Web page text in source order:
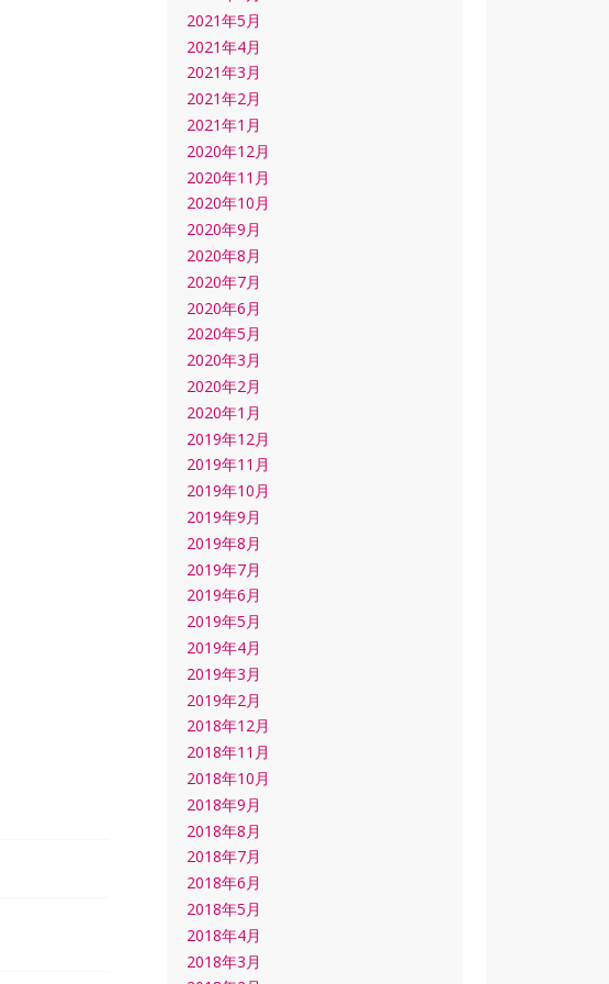
2021年5月
2021年4月
2021年3月
2021年2月
2021年1月
2020年12月
2020年11月
2020年10月
2020年9月
2020年8月
2020年7月
2020年6月
2020年5月
2020年3月
2020年2月
2020年1月
2019年12月
2019年11月
2019年10月
2019年9月
2019年8月
2019年7月
2019年6月
2019年5月
2019年4月
2019年3月
2019年2月
2018年12月
2018年11月
2018年10月
2018年9月
2018年8月
2018年7月
2018年6月
2018年5月
2018年4月
2018年3月